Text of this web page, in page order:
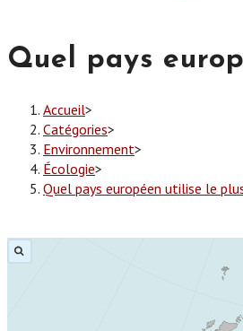
Quel pays
Accueil>
Catégories>
Environnement>
Écologie>
Quel pays européen utilise le